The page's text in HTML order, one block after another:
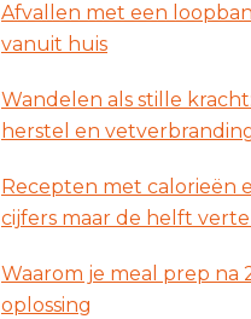
Afvallen met een
vanuit huis
Wandelen als stille
herstel en
Recepten met calorieën
cijfers maar de helft
Waarom je meal prep na
oplossing